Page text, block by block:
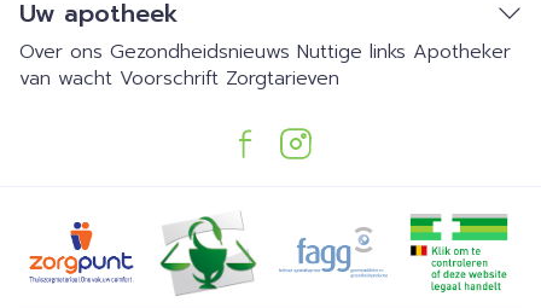
Uw apotheek
Over ons Gezondheidsnieuws Nuttige links Apotheker
van wacht Voorschrift Zorgtarieven